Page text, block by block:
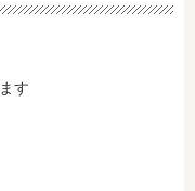
す 支援事業所